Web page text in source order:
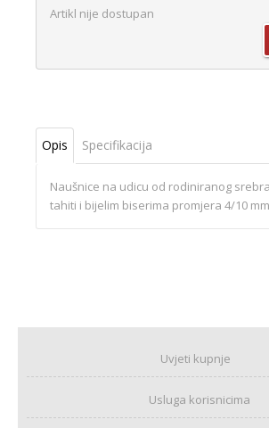
Artikl nije dostupan
Opis Specifikacija
Naušnice na udicu od rodiniranog
tahiti i bijelim biserima promjera 4/10
Uvjeti kupnje
Usluga korisnicima